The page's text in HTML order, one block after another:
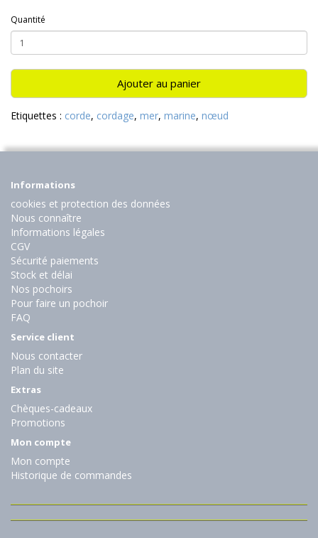
Quantité
Ajouter au panier
Etiquettes : corde, cordage, mer, marine, nœud
Informations
cookies et protection des données
Nous connaître
Informations légales
CGV
Sécurité paiements
Stock et délai
Nos pochoirs
Pour faire un pochoir
FAQ
Service client
Nous contacter
Plan du site
Extras
Chèques-cadeaux
Promotions
Mon compte
Mon compte
Historique de commandes